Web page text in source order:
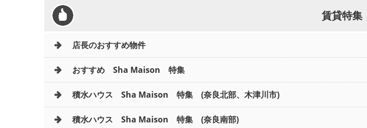
賃貸特集
店長のおすすめ物件
おすすめ Sha Maison 特集
積水ハウス Sha Maison 特集 (奈良北部、木津川市)
積水ハウス Sha Maison 特集 (奈良南部)